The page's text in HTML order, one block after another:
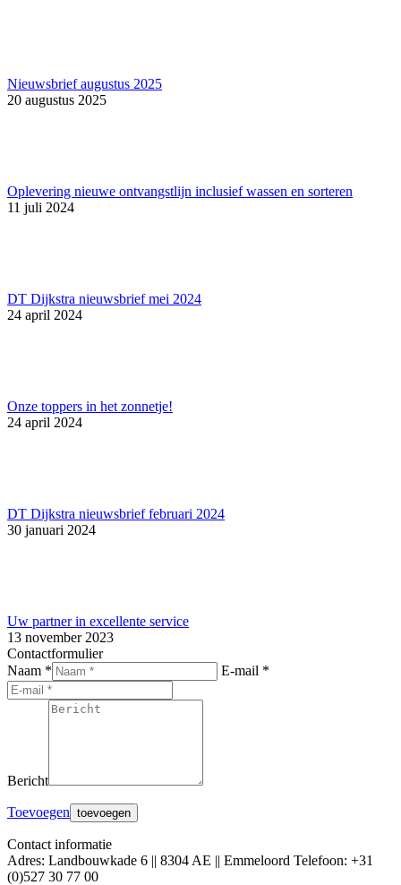
Nieuwsbrief augustus 2025
20 augustus 2025
Oplevering nieuwe ontvangstlijn inclusief wassen en sorteren
11 juli 2024
DT Dijkstra nieuwsbrief mei 2024
24 april 2024
Onze toppers in het zonnetje!
24 april 2024
DT Dijkstra nieuwsbrief februari 2024
30 januari 2024
Uw partner in excellente service
13 november 2023
Contactformulier
Naam *
E-mail *
Bericht
Toevoegen
Contact informatie
Adres: Landbouwkade 6 || 8304 AE || Emmeloord Telefoon: +31
(0)527 30 77 00